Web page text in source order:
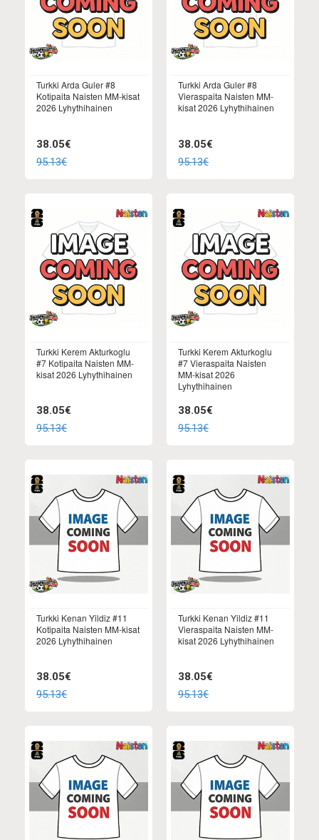
Turkki Arda Guler #8
Kotipaita Naisten MM-kisat
2026 Lyhythihainen
38.05€
95.13€
Turkki Arda Guler #8
Vieraspaita Naisten MM-
kisat 2026 Lyhythihainen
38.05€
95.13€
Turkki Kerem Akturkoglu
#7 Kotipaita Naisten MM-
kisat 2026 Lyhythihainen
38.05€
95.13€
Turkki Kerem Akturkoglu
#7 Vieraspaita Naisten
MM-kisat 2026
Lyhythihainen
38.05€
95.13€
Turkki Kenan Yildiz #11
Kotipaita Naisten MM-kisat
2026 Lyhythihainen
38.05€
95.13€
Turkki Kenan Yildiz #11
Vieraspaita Naisten MM-
kisat 2026 Lyhythihainen
38.05€
95.13€